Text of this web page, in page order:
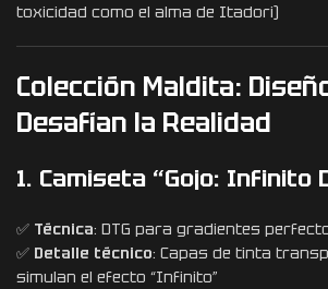
toxicidad como el alma de Itadori)
Colección Maldita:
Desafían la Realidad
1. Camiseta “Gojo: Infinito
✅ Técnica: DTG para gradientes
✅ Detalle técnico: Capas de tinta
simulan el efecto “Infinito”